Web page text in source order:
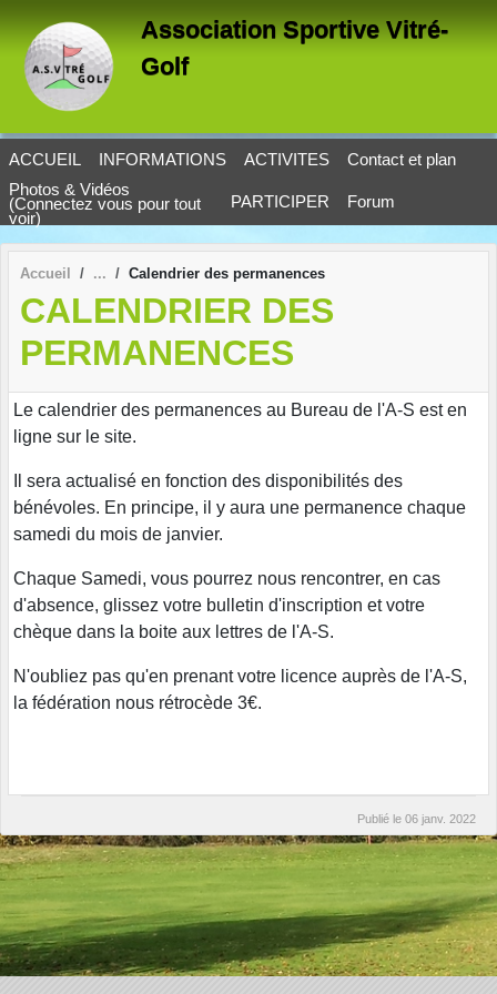
Association Sportive Vitré-
Golf
ACCUEIL INFORMATIONS ACTIVITES
Contact et plan
Photos & Vidéos
(Connectez vous pour tout
voir)
PARTICIPER Forum
Accueil Calendrier des permanences
CALENDRIER DES
PERMANENCES
Le calendrier des permanences au Bureau de l'A-S est en
ligne sur le site.
Il sera actualisé en fonction des disponibilités des
bénévoles. En principe, il y aura une permanence chaque
samedi du mois de janvier.
Chaque Samedi, vous pourrez nous rencontrer, en cas
d'absence, glissez votre bulletin d'inscription et votre
chèque dans la boite aux lettres de l'A-S.
N'oubliez pas qu'en prenant votre licence auprès de l'A-S,
la fédération nous rétrocède 3€.
Publié le 06 janv. 2022